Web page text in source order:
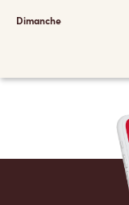
Dimanche